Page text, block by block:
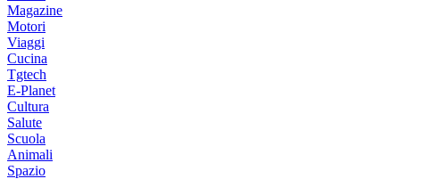
Magazine
Motori
Viaggi
Cucina
Tgtech
E-Planet
Cultura
Salute
Scuola
Animali
Spazio